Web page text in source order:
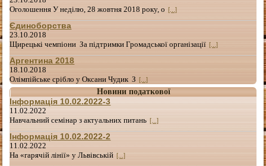
Оголошення У неділю, 28 жовтня 2018 року, о [...]
Єдиноборства
23.10.2018
Щирецькі чемпіони За підтримки Громадської організації [...]
Аргентина 2018
18.10.2018
Олімпійське срібло у Оксани Чудик З
[...]
Новини податкової
Інформація 10.02.2022-3
11.02.2022
Навчальний семінар з актуальних питань [...]
Інформація 10.02.2022-2
11.02.2022
На «гарячій лінії» у Львівській [...]